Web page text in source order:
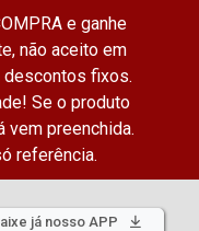
e ganhe
não aceito em
descontos fixos.
Se o produto
vem preenchida.
referência.
já nosso APP